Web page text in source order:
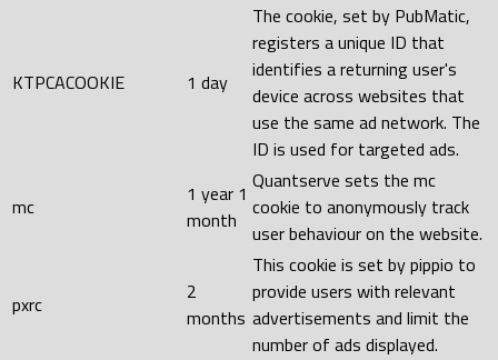
KTPCACOOKIE 1 day
The cookie, set by PubMatic,
registers a unique ID that
identifies a returning user's
device across websites that
use the same ad network. The
ID is used for targeted ads.
mc
1 year 1
month
Quantserve sets the mc
cookie to anonymously track
user behaviour on the website.
pxrc
2
months
This cookie is set by pippio to
provide users with relevant
advertisements and limit the
number of ads displayed.